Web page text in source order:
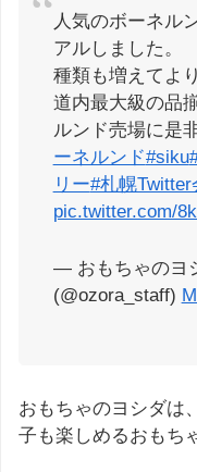
人気のボーネル
アルしました。
種類も増えてよ
道内最大級の品
ルンド売場に是
ーネルンド#siku
リー#札幌Twitter
pic.twitter.com/
— おもちゃのヨ
(@ozora_staff)
おもちゃのヨシダは
子も楽しめるおもち